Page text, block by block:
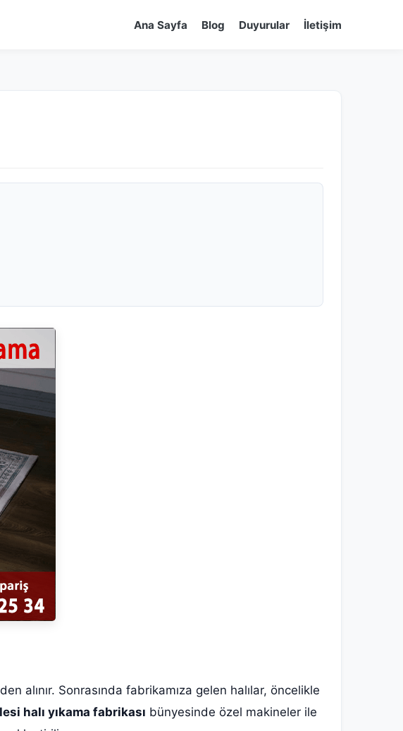
Ana Sayfa Blog Duyurular İletişim
alınır. Sonrasında fabrikamıza gelen halılar, öncelikle
halı yıkama fabrikası bünyesinde özel makineler ile